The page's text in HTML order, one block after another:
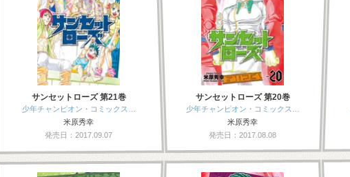
サンセットローズ 第21巻
少年チャンピオン・コミックス…
米原秀幸
発売日：2017.09.07
サンセットローズ 第20巻
少年チャンピオン・コミックス…
米原秀幸
発売日：2017.08.08